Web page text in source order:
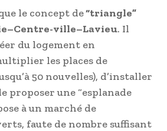
le concept de“triangle”
ville–Lavieu. Il
du logement en
les places de
50 nouvelles), d’installer
proposer une “esplanade
à un marché de
faute de nombre suffisant